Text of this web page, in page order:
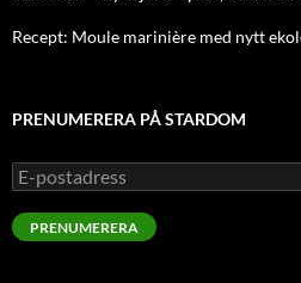
Recept: Moule marinière med nytt
PRENUMERERA PÅ STARDOM
E-
postadress
PRENUMERERA